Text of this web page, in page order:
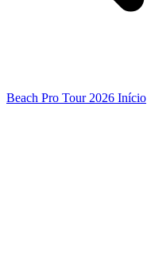
Beach Pro Tour 2026 Início